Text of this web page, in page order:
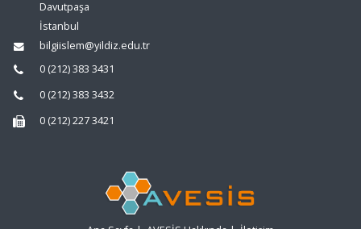
Davutpaşa
İstanbul
bilgiislem@yildiz.edu.tr
0 (212) 383 3431
0 (212) 383 3432
0 (212) 227 3421